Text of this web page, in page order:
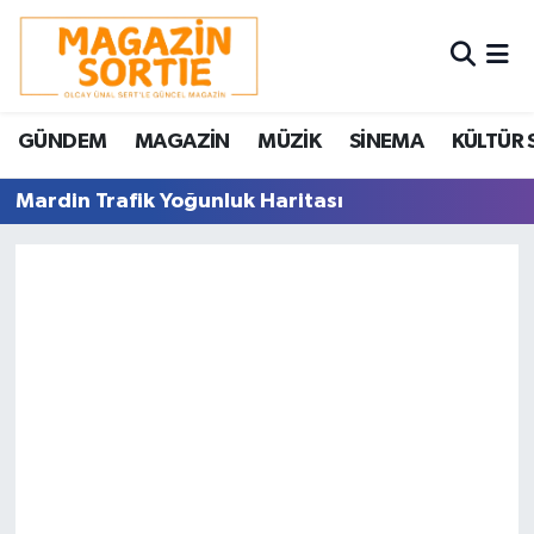
GÜNDEM MAGAZİN MÜZİK SİNEMA KÜLTÜR
Mardin Trafik Yoğunluk Haritası
Nöbetçi Eczaneler
Hava Durumu
Trafik Durumu